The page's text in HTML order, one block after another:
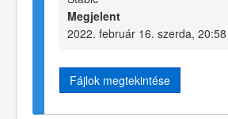
Megjelent
2022. február 16. szerda, 20:58
Fájlok megtekintése